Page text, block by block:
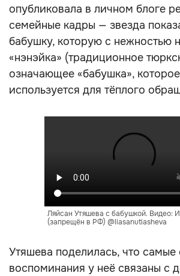
опубликовала в личном блоге
семейные кадры — звезда
бабушку, которую с нежностью
«нэнэйка» (традиционное
означающее «бабушка»,
используется для тёплого
Ляйсан Утяшева с бабушкой. Видео:
(запрещён в РФ) @liasanutiasheva
Утяшева поделилась, что самые
воспоминания у неё связаны с